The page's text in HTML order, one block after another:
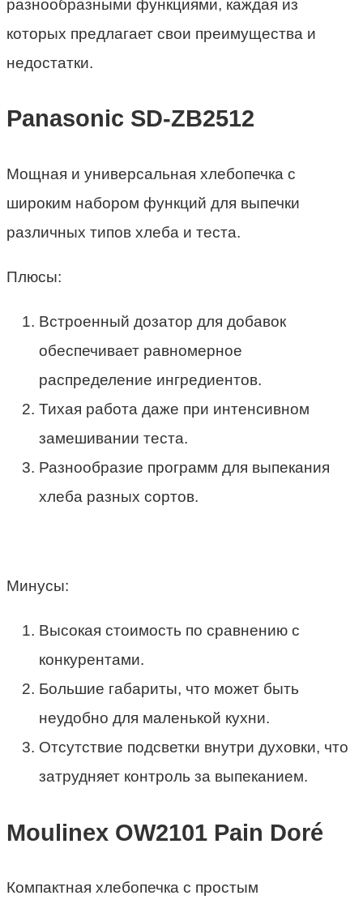
разнообразными функциями, каждая из
которых предлагает свои преимущества и
недостатки.
Panasonic SD-ZB2512
Мощная и универсальная хлебопечка с
широким набором функций для выпечки
различных типов хлеба и теста.
Плюсы:
Встроенный дозатор для добавок
обеспечивает равномерное
распределение ингредиентов.
Тихая работа даже при интенсивном
замешивании теста.
Разнообразие программ для выпекания
хлеба разных сортов.
Минусы:
Высокая стоимость по сравнению с
конкурентами.
Большие габариты, что может быть
неудобно для маленькой кухни.
Отсутствие подсветки внутри духовки, что
затрудняет контроль за выпеканием.
Moulinex OW2101 Pain Doré
Компактная хлебопечка с простым